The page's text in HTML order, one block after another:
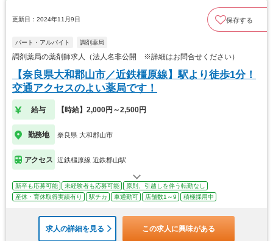
更新日：2024年11月9日 保存する
パート・アルバイト 調剤薬局
調剤薬局の薬剤師求人（法人名非公開 ※詳細はお問合せください）
【奈良県大和郡山市／近鉄橿原線】駅より徒歩1分！
交通アクセスのよい薬局です！
給与 【時給】2,000円～2,500円
勤務地 奈良県 大和郡山市
アクセス 近鉄橿原線 近鉄郡山駅
新卒も応募可能 未経験者も応募可能
原則、引越しを伴う転勤なし
産休・育休取得実績有り
駅チカ 車通勤可 店舗数1～9 積極採用中
求人の詳細を見る この求人に興味がある